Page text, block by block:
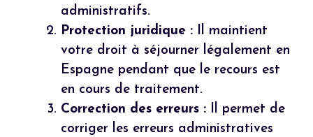
administratifs.
Protection juridique : Il maintient
votre droit à séjourner légalement en
Espagne pendant que le recours est
en cours de traitement.
Correction des erreurs : Il permet de
corriger les erreurs administratives